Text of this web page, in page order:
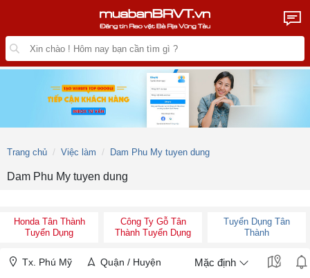
Trang chủ Việc làm Dam Phu My tuyen dung
Dam Phu My tuyen dung
Honda Tân Thành
Tuyển Dụng
Công Ty Gỗ Tân
Thành Tuyển Dụng
Tuyển Dụng Tân
Thành
Tx. Phú Mỹ Quận / Huyện Mặc định